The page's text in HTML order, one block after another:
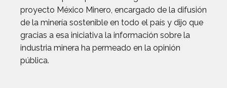
proyecto México Minero, encargado de la difusión
de la minería sostenible en todo el país y dijo que
gracias a esa iniciativa la información sobre la
industria minera ha permeado en la opinión
pública.